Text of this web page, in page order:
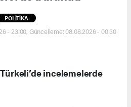
POLİTİKA
- 23:00, Güncelleme: 08.08.2026 - 00:30
incelemelerde